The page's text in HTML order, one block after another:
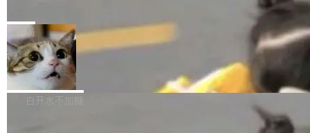
质的最低采样率）的音频格式将被拒绝 修复了 C
SS 圆角虚线样式中可能存在的问题 如果表单中
的图像元素不在同一个子树中，则它们将不再关
联 加...
最强的若干项。对于尚未正式发版的 PG 19，则
通过拉取过去一年内（从 PG 18 Beta1 时间点
至今）的所有 commit，同样交由 AI 分析提炼。
经过人工复核，准确度令人满意。这一方法也为
社区爱好者提供了高效跟踪新版本的思路。
维护工作一直与我的日常工作、家务、社交生活
和休闲娱乐竞争时间。" 这是 libexpat 维护者 S
ebastian Pipping 写在博客里的话。8 月 4 日，
他宣布了一个新消息：从 2026 年 8 月 1 日起，
他可以全职维护 libexpat 了，最长 6 个月。发
局
Firefox 153.0.3 发布
Firefox 153.0.3 现已发布，具体更新内容如
下： New Smart Window 包含多项增强功能：
白开水不加糖